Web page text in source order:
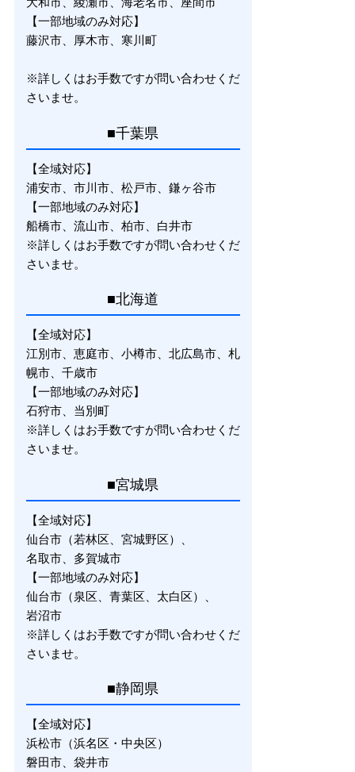
【一部地域のみ対応】
藤沢市、厚木市、寒川町
※詳しくはお手数ですが問い合わせくだ
さいませ。
■千葉県
【全域対応】
浦安市、市川市、松戸市、鎌ヶ谷市
【一部地域のみ対応】
船橋市、流山市、柏市、白井市
※詳しくはお手数ですが問い合わせくだ
さいませ。
■北海道
【全域対応】
江別市、恵庭市、小樽市、北広島市、札
幌市、千歳市
【一部地域のみ対応】
石狩市、当別町
※詳しくはお手数ですが問い合わせくだ
さいませ。
■宮城県
【全域対応】
仙台市（若林区、宮城野区）、
名取市、多賀城市
【一部地域のみ対応】
仙台市（泉区、青葉区、太白区）、
岩沼市
※詳しくはお手数ですが問い合わせくだ
さいませ。
■静岡県
【全域対応】
浜松市（浜名区・中央区）
磐田市、袋井市